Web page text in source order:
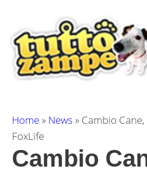
contenuto
Home» News » Cambio
FoxLife
Cambio